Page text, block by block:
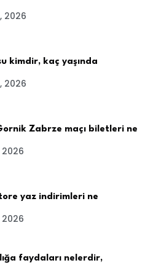
2026
kimdir, kaç yaşında
2026
Zabrze maçı biletleri ne
2026
yaz indirimleri ne
2026
faydaları nelerdir,